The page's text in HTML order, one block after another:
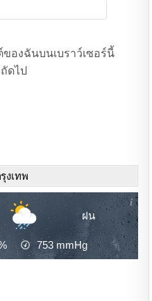
องฉันบนเบราว์เซอร์นี้
ดไป
งเทพ
ฝน
753 mmHg